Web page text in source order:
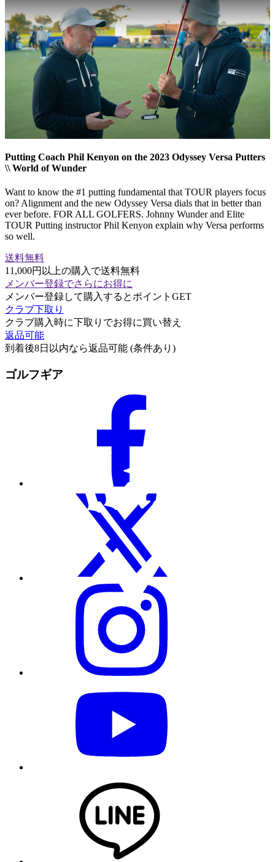
Putting Coach Phil Kenyon on the 2023 Odyssey Versa Putters
\\ World of Wunder
Want to know the #1 putting fundamental that TOUR players focus
on? Alignment and the new Odyssey Versa dials that in better than
ever before. FOR ALL GOLFERS. Johnny Wunder and Elite
TOUR Putting instructor Phil Kenyon explain why Versa performs
so well.
送料無料
11,000円以上の購入で送料無料
メンバー登録でさらにお得に
メンバー登録して購入するとポイントGET
クラブ下取り
クラブ購入時に下取りでお得に買い替え
返品可能
到着後8日以内なら返品可能 (条件あり)
ゴルフギア